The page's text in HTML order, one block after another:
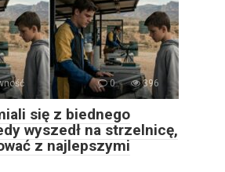
0 396
się z biednego
wyszedł na strzelnicę,
z najlepszymi